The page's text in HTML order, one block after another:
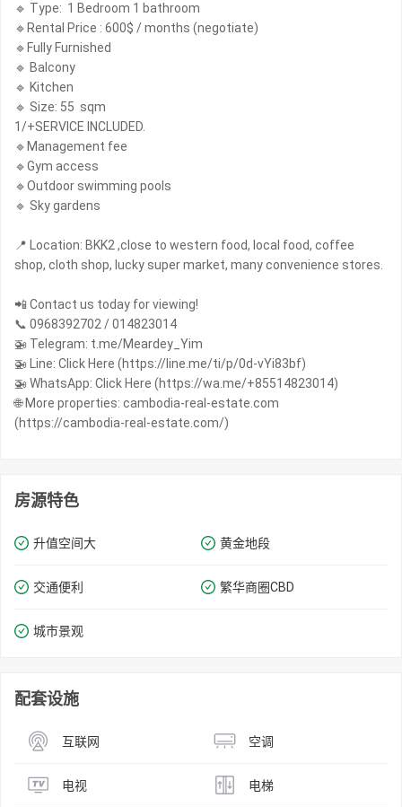
🔹 Type: 1 Bedroom 1 bathroom
🔹Rental Price : 600$ / months (negotiate)
🔹Fully Furnished
🔹 Balcony
🔹 Kitchen
🔹 Size: 55 sqm
1/+SERVICE INCLUDED.
🔹Management fee
🔹Gym access
🔹Outdoor swimming pools
🔹 Sky gardens
📍 Location: BKK2 ,close to western food, local food, coffee
shop, cloth shop, lucky super market, many convenience stores.
📲 Contact us today for viewing!
📞 0968392702 / 014823014
🚁 Telegram: t.me/Meardey_Yim
🚁 Line: Click Here (https://line.me/ti/p/0d-vYi83bf)
🚁 WhatsApp: Click Here (https://wa.me/+85514823014)
🌐 More properties: cambodia-real-estate.com
(https://cambodia-real-estate.com/)
房源特色
升值空间大 黄金地段
交通便利 繁华商圈​​CBD
城市景观
配套设施
互联网 空调
电视 电梯